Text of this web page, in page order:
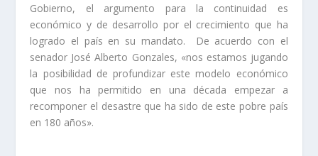
Gobierno, el argumento para la continuidad es
económico y de desarrollo por el crecimiento que ha
logrado el país en su mandato. De acuerdo con el
senador José Alberto Gonzales, «nos estamos jugando
la posibilidad de profundizar este modelo económico
que nos ha permitido en una década empezar a
recomponer el desastre que ha sido de este pobre país
en 180 años».